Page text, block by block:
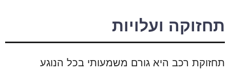
תחזוקה ועלויות
תחזוקת רכב היא גורם משמעותי בכל הנוגע